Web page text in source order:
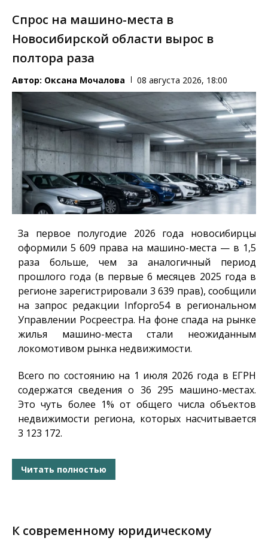
Спрос на машино-места в
Новосибирской области вырос в
полтора раза
Автор: Оксана Мочалова 08 августа 2026, 18:00
За первое полугодие 2026 года новосибирцы
оформили 5 609 права на машино-места — в 1,5
раза больше, чем за аналогичный период
прошлого года (в первые 6 месяцев 2025 года в
регионе зарегистрировали 3 639 прав), сообщили
на запрос редакции Infopro54в региональном
Управлении Росреестра. На фоне спада на рынке
жилья машино-места стали неожиданным
локомотивом рынка недвижимости.
Всего по состоянию на 1 июля 2026 года в ЕГРН
содержатся сведения о 36 295 машино-местах.
Это чуть более 1% от общего числа объектов
недвижимости региона, которых насчитывается
3 123 172.
Читать полностью
К современному юридическому